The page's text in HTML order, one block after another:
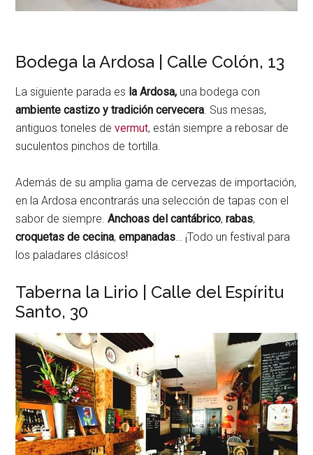
Bodega la Ardosa | Calle Colón, 13
La siguiente parada es la Ardosa, una bodega con
ambiente castizo y tradición cervecera . Sus mesas,
antiguos toneles devermut, están siempre a rebosar de
suculentos pinchos de tortilla.
Además de su amplia gama de cervezas de importación,
en la Ardosa encontrarás una selección de tapas con el
sabor de siempre.Anchoas del cantábrico,rabas,
croquetas de cecina,empanadas … ¡Todo un festival para
los paladares clásicos!
Taberna la Lirio | Calle del Espíritu
Santo, 30